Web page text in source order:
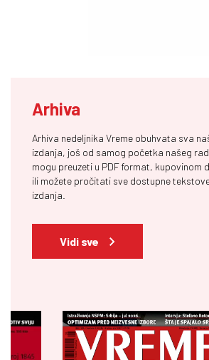
Arhiva
Arhiva nedeljnika Vreme obuhvata sva
izdanja, još od samog početka našeg
mogu preuzeti u PDF format, kupovinom
ili možete pročitati sve dostupne
izdanja.
Vidi sve